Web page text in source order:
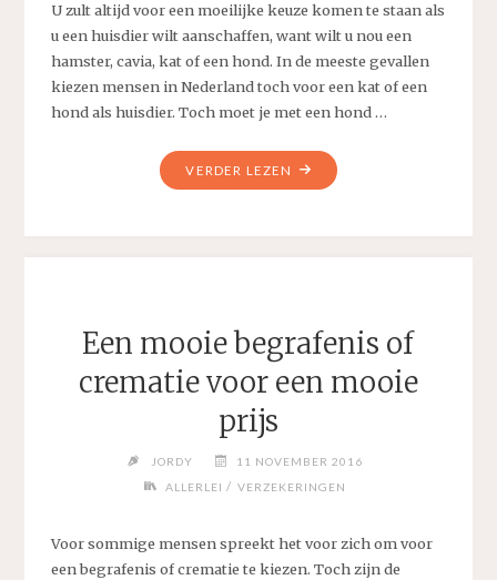
U zult altijd voor een moeilijke keuze komen te staan als
u een huisdier wilt aanschaffen, want wilt u nou een
hamster, cavia, kat of een hond. In de meeste gevallen
kiezen mensen in Nederland toch voor een kat of een
hond als huisdier. Toch moet je met een hond …
VERDER LEZEN "NEEM
Een mooie begrafenis of
crematie voor een mooie
prijs
JORDY
11 NOVEMBER 2016
ALLERLEI / VERZEKERINGEN
Voor sommige mensen spreekt het voor zich om voor
een begrafenis of crematie te kiezen. Toch zijn de